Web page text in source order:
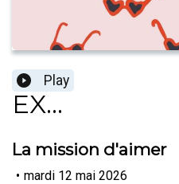
Play
EX...
La mission d'aimer
• mardi 12 mai 2026